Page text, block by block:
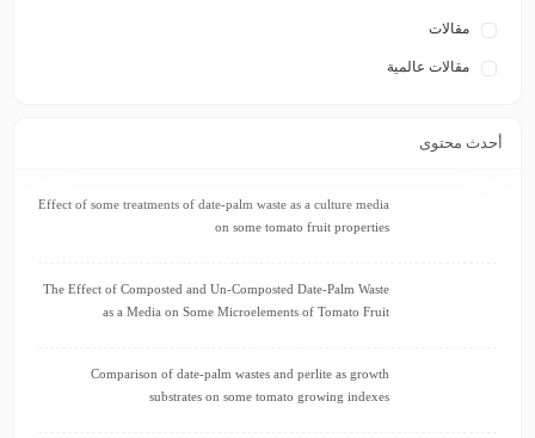
مقالات
مقالات عالمية
أحدث محتوى
Effect of some treatments of date-palm waste as a culture media
on some tomato fruit properties
The Effect of Composted and Un-Composted Date-Palm Waste
as a Media on Some Microelements of Tomato Fruit
Comparison of date-palm wastes and perlite as growth
substrates on some tomato growing indexes